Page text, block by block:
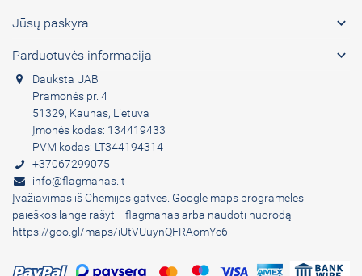
Jūsų paskyra 
Parduotuvės informacija 
Dauksta UAB
Pramonės pr. 4
51329, Kaunas, Lietuva
Įmonės kodas: 134419433
PVM kodas: LT344194314
+37067299075
info@flagmanas.lt
Įvažiavimas iš Chemijos gatvės. Google maps programėlės
paieškos lange rašyti - flagmanas arba naudoti nuorodą
https://goo.gl/maps/iUtVUuynQFRAomYc6